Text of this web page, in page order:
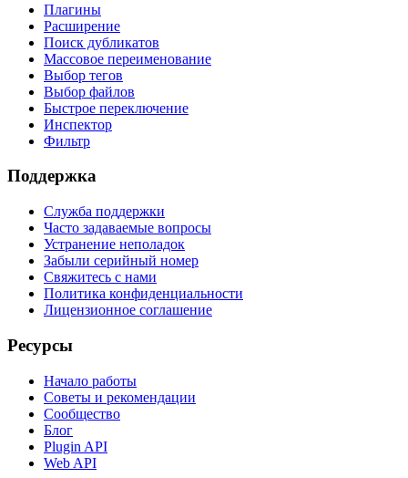
Плагины
Расширение
Поиск дубликатов
Массовое переименование
Выбор тегов
Выбор файлов
Быстрое переключение
Инспектор
Фильтр
Поддержка
Служба поддержки
Часто задаваемые вопросы
Устранение неполадок
Забыли серийный номер
Свяжитесь с нами
Политика конфиденциальности
Лицензионное соглашение
Ресурсы
Начало работы
Советы и рекомендации
Сообщество
Блог
Plugin API
Web API